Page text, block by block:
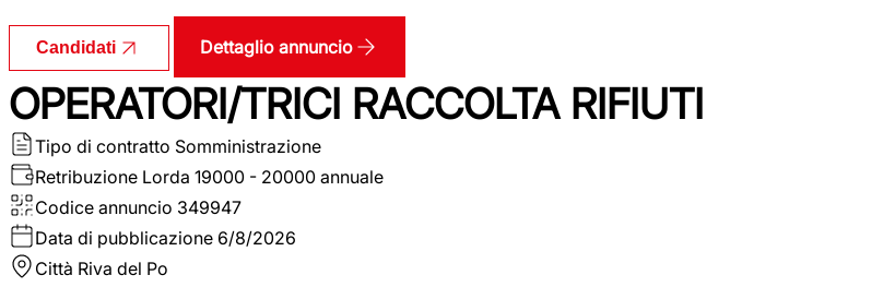
Candidati Dettaglio annuncio
OPERATORI/TRICI RACCOLTA RIFIUTI
Tipo di contratto Somministrazione
Retribuzione Lorda 19000 - 20000 annuale
Codice annuncio 349947
Data di pubblicazione 6/8/2026
Città Riva del Po